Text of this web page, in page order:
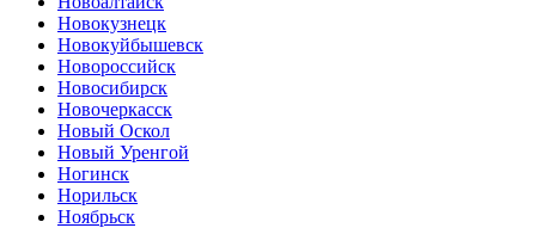
Новокузнецк
Новокуйбышевск
Новороссийск
Новосибирск
Новочеркасск
Новый Оскол
Новый Уренгой
Ногинск
Норильск
Ноябрьск